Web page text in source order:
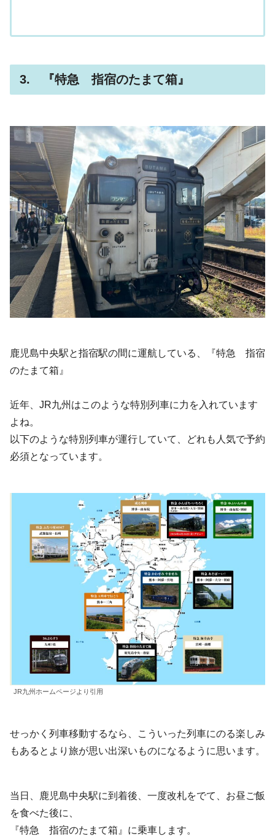
3. 『特急 指宿のたまて箱』
鹿児島中央駅と指宿駅の間に運航している、『特急 指宿
のたまて箱』
近年、JR九州はこのような特別列車に力を入れています
よね。
以下のような特別列車が運行していて、どれも人気で予約
必須となっています。
JR九州ホームページより引用
せっかく列車移動するなら、こういった列車にのる楽しみ
もあるとより旅が思い出深いものになるように思います。
当日、鹿児島中央駅に到着後、一度改札をでて、お昼ご飯
を食べた後に、
『特急 指宿のたまて箱』に乗車します。